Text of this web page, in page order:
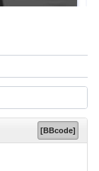
[BBcode]